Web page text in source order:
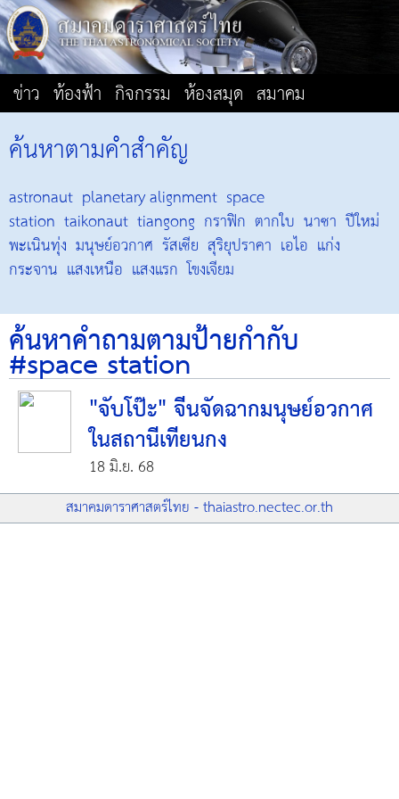
ข่าว ท้องฟ้า กิจกรรม ห้องสมุด สมาคม
ค้นหาตามคำสำคัญ
astronaut planetary alignment space
station taikonaut tiangong กราฟิก ตากใบ นาซา ปีใหม่
พะเนินทุ่ง มนุษย์อวกาศ รัสเซีย สุริยุปราคา เอไอ แก่ง
กระจาน แสงเหนือ แสงแรก โขงเจียม
ค้นหาคำถามตามป้ายกำกับ
#space station
"จับโป๊ะ" จีนจัดฉากมนุษย์อวกาศ
ในสถานีเทียนกง
18 มิ.ย. 68
สมาคมดาราศาสตร์ไทย - thaiastro.nectec.or.th